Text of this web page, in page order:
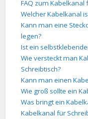
FAQ zum Kabelkanal
Welcher Kabelkanal
Kann man eine
legen?
Ist ein
Wie versteckt man
Schreibtisch?
Kann man einen
Wie groß sollte ein
Was bringt ein
Kabelkanal für